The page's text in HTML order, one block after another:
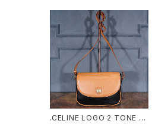
.CELINE LOGO 2 TONE D